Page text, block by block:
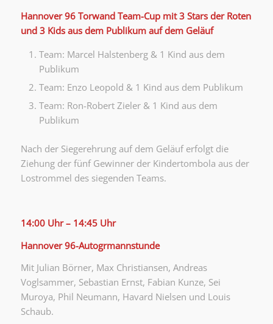
Hannover 96 Torwand Team-Cup mit 3 Stars der Roten
und 3 Kids aus dem Publikum auf dem Geläuf
Team: Marcel Halstenberg & 1 Kind aus dem
Publikum
Team: Enzo Leopold & 1 Kind aus dem Publikum
Team: Ron-Robert Zieler & 1 Kind aus dem
Publikum
Nach der Siegerehrung auf dem Geläuf erfolgt die
Ziehung der fünf Gewinner der Kindertombola aus der
Lostrommel des siegenden Teams.
14:00 Uhr – 14:45 Uhr
Hannover 96-Autogrmannstunde
Mit Julian Börner, Max Christiansen, Andreas
Voglsammer, Sebastian Ernst, Fabian Kunze, Sei
Muroya, Phil Neumann, Havard Nielsen und Louis
Schaub.